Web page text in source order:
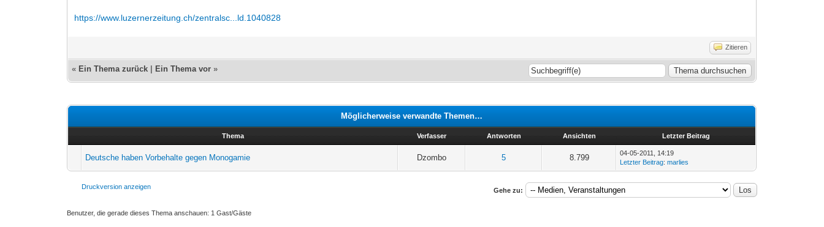
https://www.luzernerzeitung.ch/zentralsc...ld.1040828
Zitieren
« Ein Thema zurück Ein Thema vor »
Möglicherweise verwandte Themen…
Thema Verfasser Antworten Ansichten Letzter Beitrag
Deutsche haben Vorbehalte gegen Monogamie Dzombo 5 8.799
04-05-2011, 14:19
Letzter Beitrag:marlies
Druckversion anzeigen Gehe zu:
Benutzer, die gerade dieses Thema anschauen: 1 Gast/Gäste